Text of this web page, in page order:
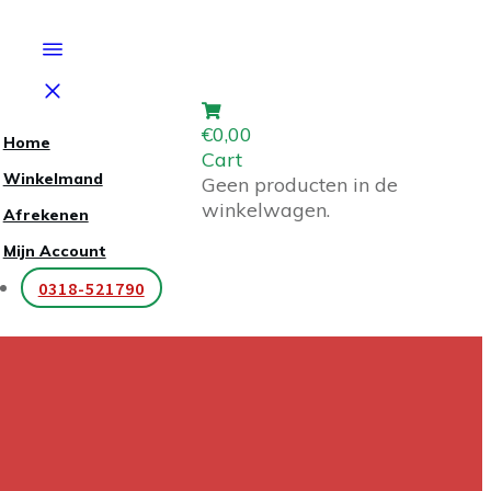
Home
Winkelmand
Afrekenen
Mijn Account
0318-521790
€0,00
Cart
Geen producten in de
winkelwagen.